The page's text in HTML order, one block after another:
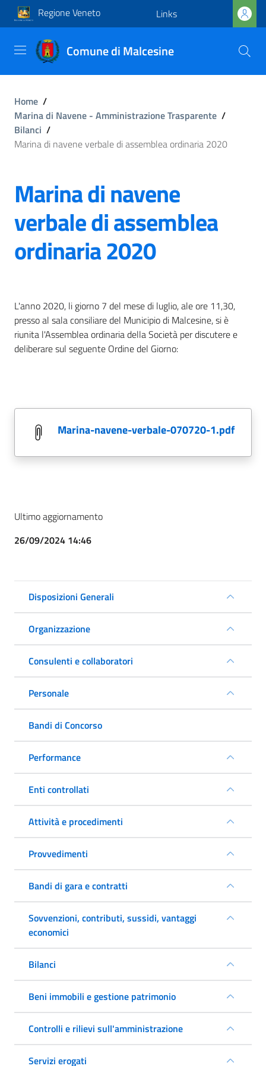
Regione Veneto Links
Comune di Malcesine
Home /
Marina di Navene - Amministrazione Trasparente /
Bilanci /
Marina di navene verbale di assemblea ordinaria 2020
Marina di navene
verbale di assemblea
ordinaria 2020
L'anno 2020, li giorno 7 del mese di luglio, ale ore 11,30,
presso al sala consiliare del Municipio di Malcesine, si è
riunita l'Assemblea ordinaria della Società per discutere e
deliberare sul seguente Ordine del Giorno:
marina-navene-verbale-070720-1.pdf
Ultimo aggiornamento
26/09/2024 14:46
Disposizioni Generali
Organizzazione
Consulenti e collaboratori
Personale
Bandi di Concorso
Performance
Enti controllati
Attività e procedimenti
Provvedimenti
Bandi di gara e contratti
Sovvenzioni, contributi, sussidi, vantaggi
economici
Bilanci
Beni immobili e gestione patrimonio
Controlli e rilievi sull'amministrazione
Servizi erogati